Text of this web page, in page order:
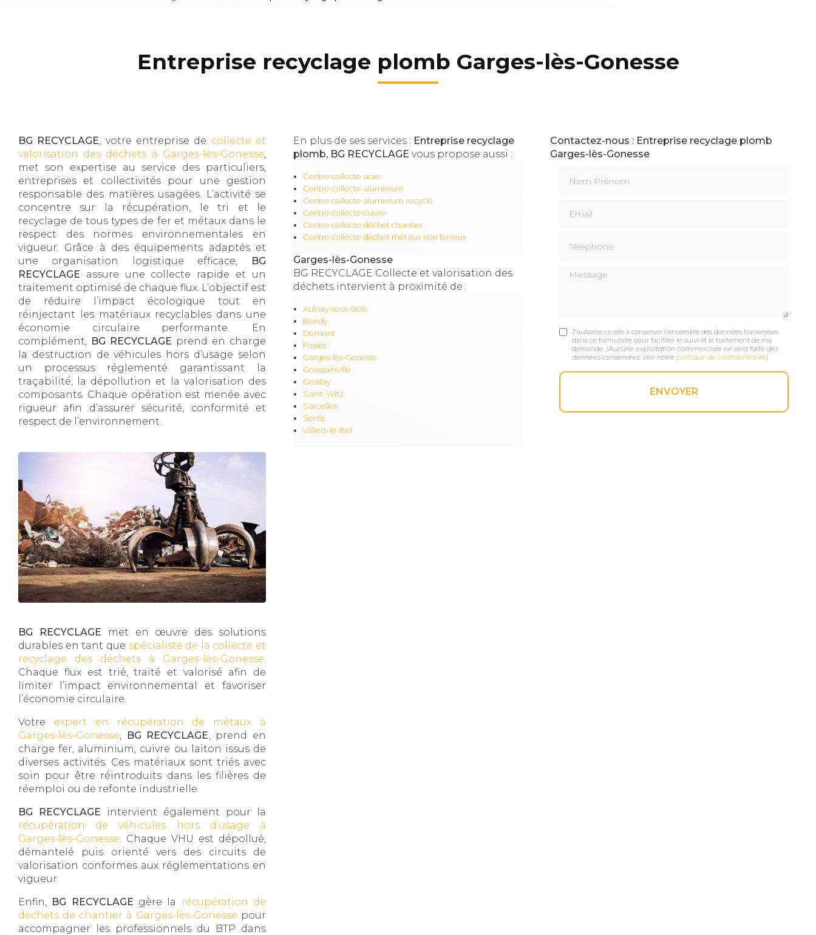
Entreprise recyclage plomb Garges-lès-Gonesse
BG RECYCLAGE, votre entreprise de collecte et
valorisation des déchets à Garges-lès-Gonesse,
met son expertise au service des particuliers,
entreprises et collectivités pour une gestion
responsable des matières usagées. L’activité se
concentre sur la récupération, le tri et le
recyclage de tous types de fer et métaux dans le
respect des normes environnementales en
vigueur. Grâce à des équipements adaptés et
une organisation logistique efficace,
BG
RECYCLAGE assure une collecte rapide et un
traitement optimisé de chaque flux. L’objectif est
de réduire l’impact écologique tout en
réinjectant les matériaux recyclables dans une
économie circulaire performante. En
complément, BG RECYCLAGE prend en charge
la destruction de véhicules hors d’usage selon
un processus réglementé garantissant la
traçabilité, la dépollution et la valorisation des
composants. Chaque opération est menée avec
rigueur afin d’assurer sécurité, conformité et
respect de l’environnement.
BG RECYCLAGE met en œuvre des solutions
durables en tant que spécialiste de la collecte et
recyclage des déchets à Garges-lès-Gonesse.
Chaque flux est trié, traité et valorisé afin de
limiter l’impact environnemental et favoriser
l’économie circulaire.
Votre expert en récupération de métaux à
Garges-lès-Gonesse, BG RECYCLAGE, prend en
charge fer, aluminium, cuivre ou laiton issus de
diverses activités. Ces matériaux sont triés avec
soin pour être réintroduits dans les filières de
réemploi ou de refonte industrielle.
BG RECYCLAGE intervient également pour la
récupération de véhicules hors d’usage à
Garges-lès-Gonesse. Chaque VHU est dépollué,
démantelé puis orienté vers des circuits de
valorisation conformes aux réglementations en
vigueur.
Enfin, BG RECYCLAGE gère la
récupération de
déchets de chantier à Garges-lès-Gonesse pour
accompagner les professionnels du BTP dans
En plus de ses services : Entreprise recyclage
plomb, BG RECYCLAGE vous propose aussi :
Centre collecte acier
Centre collecte aluminium
Centre collecte aluminium recyclé
Centre collecte cuivre
Centre collecte déchet chantier
Centre collecte déchet métaux non ferreux
Garges-lès-Gonesse
BG RECYCLAGE Collecte et valorisation des
déchets intervient à proximité de :
Aulnay-sous-Bois
Bondy
Domont
Fosses
Garges-lès-Gonesse
Goussainville
Groslay
Saint-Witz
Sarcelles
Senlis
Villiers-le-Bel
Contactez-nous : Entreprise recyclage plomb
Garges-lès-Gonesse
Message
J'autorise ce site à conserver l'ensemble des données transmises
dans ce formulaire pour faciliter le suivi et le traitement de ma
demande. (Aucune exploitation commerciale ne sera faite des
données conservées. Voir notre politique de confidentialité )